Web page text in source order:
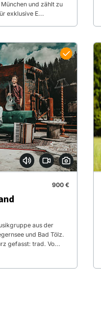
und zählt zu
exklusive E...
900 €
aus der
und Bad Tölz.
gefasst: trad. Vo...